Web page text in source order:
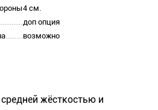
4 см.
доп опция
возможно
жёсткостью и